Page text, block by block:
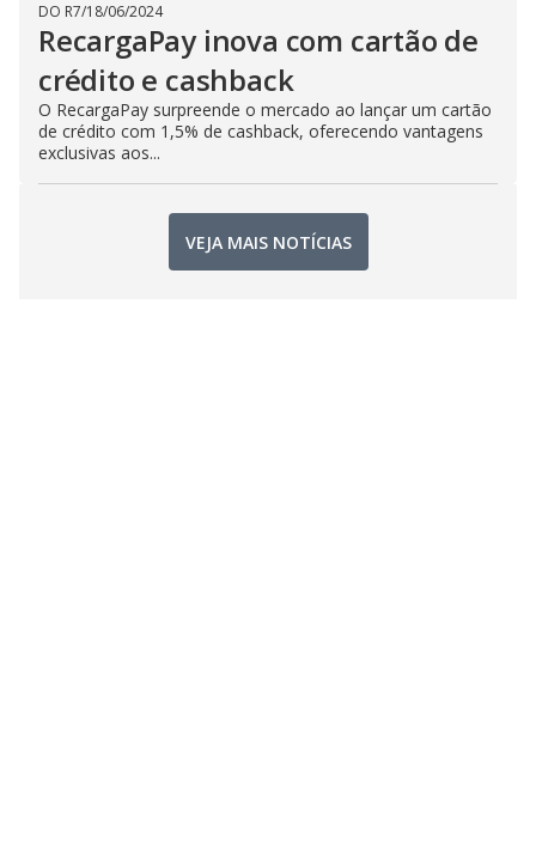
DO R7/18/06/2024
RecargaPay inova com cartão de
crédito e cashback
O RecargaPay surpreende o mercado ao lançar um cartão
de crédito com 1,5% de cashback, oferecendo vantagens
exclusivas aos...
VEJA MAIS NOTÍCIAS